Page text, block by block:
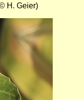
H. Geier)